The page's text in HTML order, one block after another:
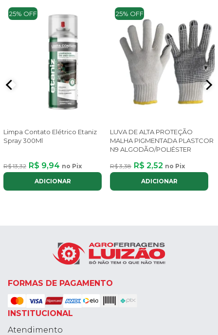
25% OFF
Limpa Contato Elétrico Etaniz
Spray 300Ml
R$ 13,32 R$ 9,94 no Pix
ADICIONAR
25% OFF
LUVA DE ALTA PROTEÇÃO
MALHA PIGMENTADA PLASTCOR
N9 ALGODÃO/POLIÉSTER
R$ 3,38 R$ 2,52 no Pix
ADICIONAR
FORMAS DE PAGAMENTO
INSTITUCIONAL
Atendimento